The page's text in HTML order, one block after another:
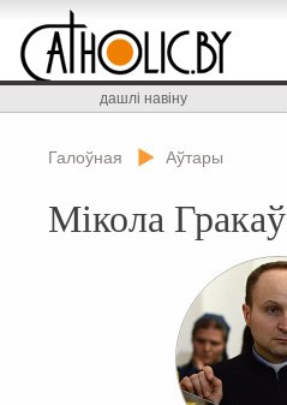
дашлі навіну
Галоўная Аўтары
Мікола Гракаў